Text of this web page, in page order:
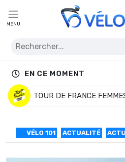
MENU
EN CE MOMENT
TOUR DE FRANCE
VÉLO 101 ACTUALITÉ